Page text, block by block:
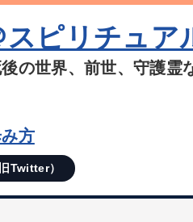
スピリチュ
の世界、前世、守護
方
Twitter）